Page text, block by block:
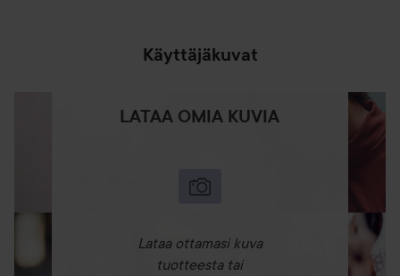
Käyttäjäkuvat
LATAA OMIA KUVIA
Lataa ottamasi kuva
tuotteesta tai